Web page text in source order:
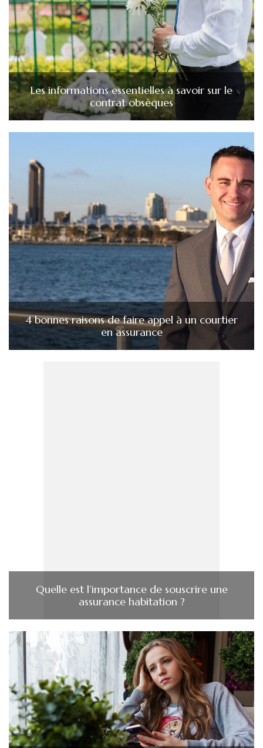
Les informations essentielles à savoir sur le
contrat obsèques
4 bonnes raisons de faire appel à un courtier
en assurance
Quelle est l’importance de souscrire une
assurance habitation ?